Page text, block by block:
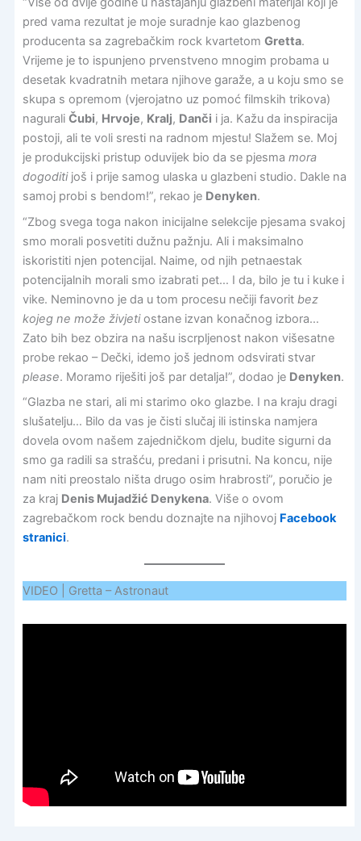
pred vama rezultat je moje suradnje kao glazbenog
producenta sa zagrebačkim rock kvartetom Gretta.
Vrijeme je to ispunjeno prvenstveno mnogim probama u
desetak kvadratnih metara njihove garaže, a u koju smo se
skupa s opremom (vjerojatno uz pomoć filmskih trikova)
nagurali Čubi, Hrvoje, Kralj, Danči i ja. Kažu da inspiracija
postoji, ali te voli sresti na radnom mjestu! Slažem se. Moj
je produkcijski pristup oduvijek bio da se pjesma mora
dogoditijoš i prije samog ulaska u glazbeni studio. Dakle na
samoj probi s bendom!”, rekao je Denyken.
“Zbog svega toga nakon inicijalne selekcije pjesama svakoj
smo morali posvetiti dužnu pažnju. Ali i maksimalno
iskoristiti njen potencijal. Naime, od njih petnaestak
potencijalnih morali smo izabrati pet… I da, bilo je tu i kuke i
vike. Neminovno je da u tom procesu nečiji favorit bez
kojeg ne može živjetiostane izvan konačnog izbora…
Zato bih bez obzira na našu iscrpljenost nakon višesatne
probe rekao – Dečki, idemo još jednom odsvirati stvar
please. Moramo riješiti još par detalja!”, dodao je Denyken.
“Glazba ne stari, ali mi starimo oko glazbe. I na kraju dragi
slušatelju… Bilo da vas je čisti slučaj ili istinska namjera
dovela ovom našem zajedničkom djelu, budite sigurni da
smo ga radili sa strašću, predani i prisutni. Na koncu, nije
nam niti preostalo ništa drugo osim hrabrosti”, poručio je
za kraj Denis Mujadžić Denykena. Više o ovom
zagrebačkom rock bendu doznajte na njihovoj Facebook
stranici.
VIDEO | Gretta – Astronaut